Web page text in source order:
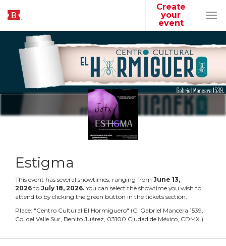
Create
your
event
Estigma
This event has several showtimes, ranging from June 13,
2026 to July 18, 2026. You can select the showtime you wish to
attend to by clicking the green button in the tickets section.
Place: "Centro Cultural El Hormiguero" (C. Gabriel Mancera 1539,
Col del Valle Sur, Benito Juárez, 03100 Ciudad de México, CDMX.)